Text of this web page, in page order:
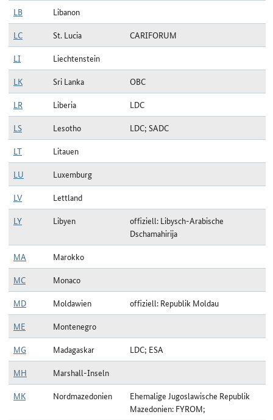
LB
Libanon
LC
St. Lucia
CARIFORUM
LI
Liechtenstein
LK
Sri Lanka
OBC
LR
Liberia
LDC
LS
Lesotho
LDC; SADC
LT
Litauen
LU
Luxemburg
LV
Lettland
LY
Libyen
offiziell: Libysch-Arabische
Dschamahirija
MA
Marokko
MC
Monaco
MD
Moldawien
offiziell: Republik Moldau
ME
Montenegro
MG
Madagaskar
LDC; ESA
MH
Marshall-Inseln
MK
Nordmazedonien
Ehemalige Jugoslawische Republik
Mazedonien: FYROM;